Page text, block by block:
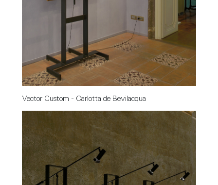
Vector Custom - Carlotta de Bevilacqua